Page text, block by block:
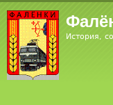
История,